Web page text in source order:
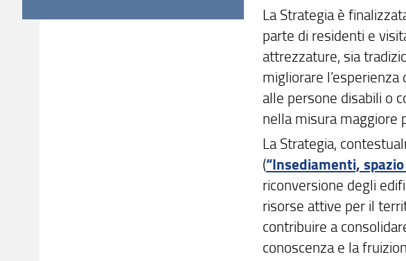
La Strategia è
parte di residenti e
attrezzature, sia
migliorare
alle persone disabili o
nella misura maggiore
La Strategia,
(“Insediamenti,
riconversione degli
risorse attive per il
contribuire a
conoscenza e la